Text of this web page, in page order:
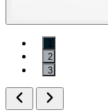
1
2
3